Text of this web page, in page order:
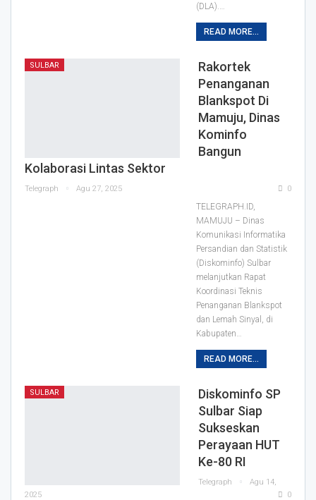
(DLA).…
READ MORE...
SULBAR
Rakortek
Penanganan
Blankspot Di
Mamuju, Dinas
Kominfo
Bangun
Kolaborasi Lintas Sektor
Telegraph Agu 27, 2025 0
TELEGRAPH.ID,
MAMUJU – Dinas
Komunikasi Informatika
Persandian dan Statistik
(Diskominfo) Sulbar
melanjutkan Rapat
Koordinasi Teknis
Penanganan Blankspot
dan Lemah Sinyal, di
Kabupaten…
READ MORE...
SULBAR
Diskominfo SP
Sulbar Siap
Sukseskan
Perayaan HUT
Ke-80 RI
Telegraph
Agu 14,
2025
0